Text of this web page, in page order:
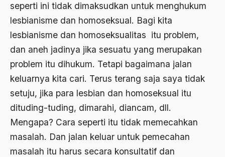
seperti ini tidak dimaksudkan untuk menghukum
lesbianisme dan homoseksual. Bagi kita
lesbianisme dan homoseksualitas itu problem,
dan aneh jadinya jika sesuatu yang merupakan
problem itu dihukum. Tetapi bagaimana jalan
keluarnya kita cari. Terus terang saja saya tidak
setuju, jika para lesbian dan homoseksual itu
dituding-tuding, dimarahi, diancam, dll.
Mengapa? Cara seperti itu tidak memecahkan
masalah. Dan jalan keluar untuk pemecahan
masalah itu harus secara konsultatif dan
BPR
brawijaya
Brawijaya V
Brazil
Brigjen K
Budak Sosiologis
budaya
Budaya Altenatif